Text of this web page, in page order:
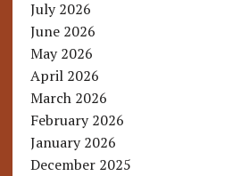
July 2026
June 2026
May 2026
April 2026
March 2026
February 2026
January 2026
December 2025